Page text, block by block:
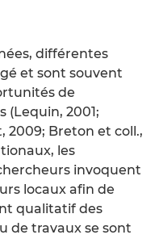
différentes
et sont souvent
de
2001;
2009; Breton et coll.,
les
invoquent
locaux afin de
qualitatif des
de travaux se sont